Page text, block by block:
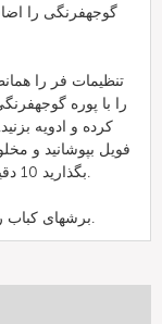
گوجهفرنگی را
تنظیمات فر را
را با پوره
فویل بپوشانید و
بگذارید 10 دقیقه استراحت کند قبل از اینکه از قالب خارج کنید.
برشهای کباب را با مقداری سس گوجهفرنگی روی آن سرو کنید.